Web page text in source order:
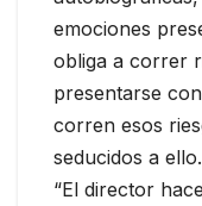
emociones
obliga a correr
presentarse
corren esos
seducidos a ello.
“El director